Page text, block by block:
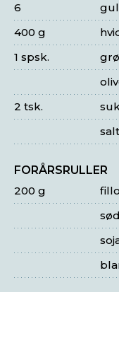
6
400 g
1 spsk.
2 tsk.
FORÅRSRULLER
200 g